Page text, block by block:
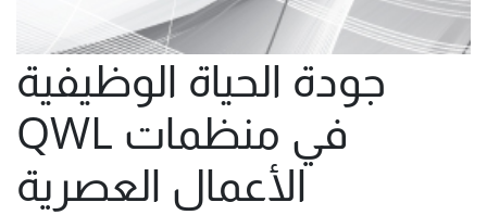
جودة الحياة الوظيفية
QWL في منظمات
الأعمال العصرية